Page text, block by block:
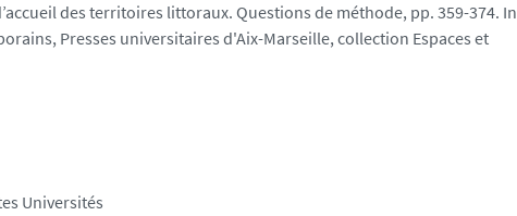
des territoires littoraux. Questions de méthode, pp. 359-374. In
Presses universitaires d'Aix-Marseille, collection Espaces et
Universités